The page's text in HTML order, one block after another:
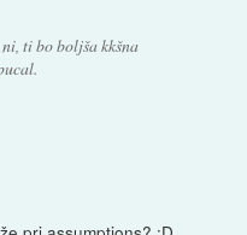
ti bo boljša kkšna